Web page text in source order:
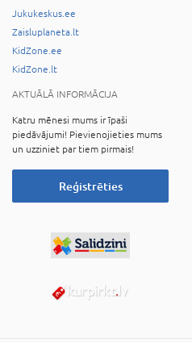
Jukukeskus.ee
Zaisluplaneta.lt
KidZone.ee
KidZone.lt
AKTUĀLĀ INFORMĀCIJA
Katru mēnesi mums ir īpaši
piedāvājumi! Pievienojieties mums
un uzziniet par tiem pirmais!
Reģistrēties